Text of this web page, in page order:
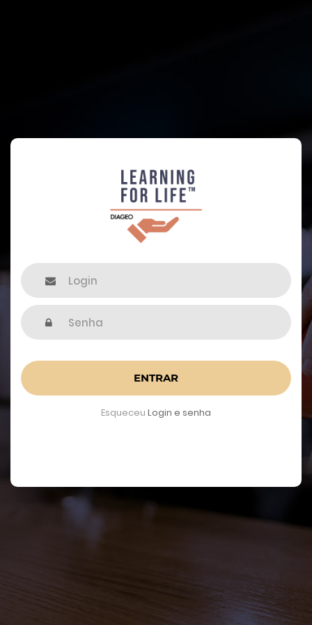
ENTRAR
Esqueceu Login e senha